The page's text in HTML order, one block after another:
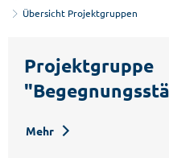
Übersicht Projektgruppen
Projektgruppen
Projektgruppe
Mehr